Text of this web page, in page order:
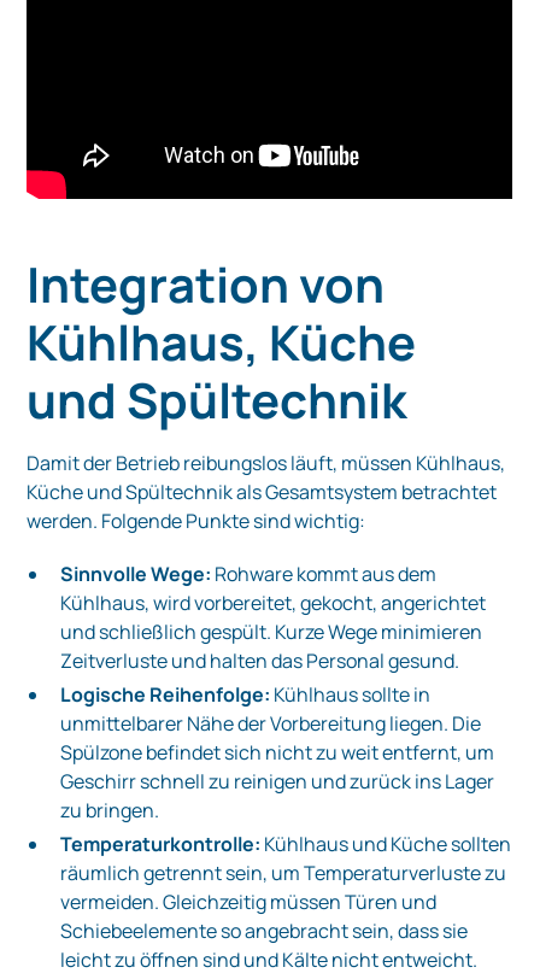
Integration von
Kühlhaus, Küche
und Spültechnik
Damit der Betrieb reibungslos läuft, müssen Kühlhaus,
Küche und Spültechnik als Gesamtsystem betrachtet
werden. Folgende Punkte sind wichtig:
Sinnvolle Wege: Rohware kommt aus dem
Kühlhaus, wird vorbereitet, gekocht, angerichtet
und schließlich gespült. Kurze Wege minimieren
Zeitverluste und halten das Personal gesund.
Logische Reihenfolge: Kühlhaus sollte in
unmittelbarer Nähe der Vorbereitung liegen. Die
Spülzone befindet sich nicht zu weit entfernt, um
Geschirr schnell zu reinigen und zurück ins Lager
zu bringen.
Temperaturkontrolle: Kühlhaus und Küche sollten
räumlich getrennt sein, um Temperaturverluste zu
vermeiden. Gleichzeitig müssen Türen und
Schiebeelemente so angebracht sein, dass sie
leicht zu öffnen sind und Kälte nicht entweicht.